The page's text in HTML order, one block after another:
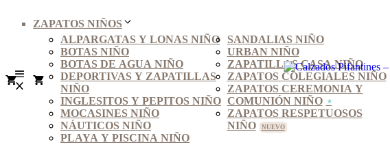
ZAPATOS NIÑOS
ALPARGATAS Y LONAS NIÑO
BOTAS NIÑO
BOTAS DE AGUA NIÑO
DEPORTIVAS Y ZAPATILLAS
NIÑO
INGLESITOS Y PEPITOS NIÑO
MOCASINES NIÑO
NÁUTICOS NIÑO
PLAYA Y PISCINA NIÑO
SANDALIAS NIÑO
URBAN NIÑO
ZAPATILLAS CASA NIÑO
ZAPATOS COLEGIALES NIÑO
ZAPATOS CEREMONIA Y
COMUNIÓN NIÑO
ZAPATOS RESPETUOSOS
NIÑO